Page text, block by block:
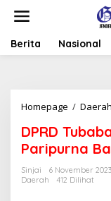
t
Berita Nasional
Homepage / Daerah
DPRD
Paripurna
Sinjai
6 November 2023
Daerah
412 Dilihat